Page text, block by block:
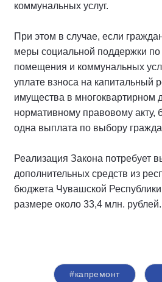
коммунальных услуг.
При этом в случае, если
меры социальной поддержки по
помещения и коммунальных
уплате взноса на капитальный
имущества в многоквартирном
нормативному правовому акту,
одна выплата по выбору
Реализация Закона потребует
дополнительных средств из
бюджета Чувашской
размере около 33,4 млн. рублей.
#капремонт